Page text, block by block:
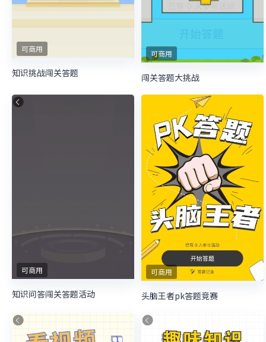
可商用
知识挑战闯关答题
可商用
闯关答题大挑战
可商用
知识问答闯关答题活动
可商用
头脑王者pk答题竞赛